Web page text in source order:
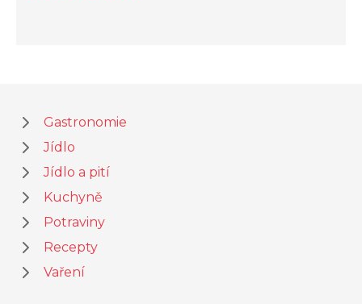
Gastronomie
Jídlo
Jídlo a pití
Kuchyně
Potraviny
Recepty
Vaření